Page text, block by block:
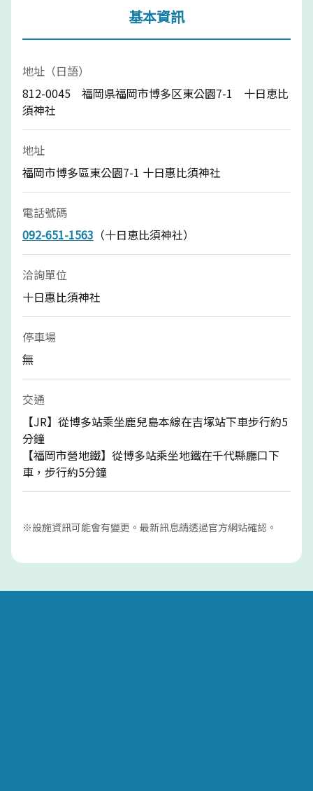
基本資訊
地址（日語）
812-0045 福岡県福岡市博多区東公園7-1 十日恵比
須神社
地址
福岡市博多區東公園7-1 十日惠比須神社
電話號碼
092-651-1563 （十日恵比須神社）
洽詢單位
十日惠比須神社
停車場
無
交通
【JR】從博多站乘坐鹿兒島本線在吉塚站下車步行約5
分鐘
【福岡市營地鐵】從博多站乘坐地鐵在千代縣廳口下
車，步行約5分鐘
※設施資訊可能會有變更。最新訊息請透過官方網站確認。